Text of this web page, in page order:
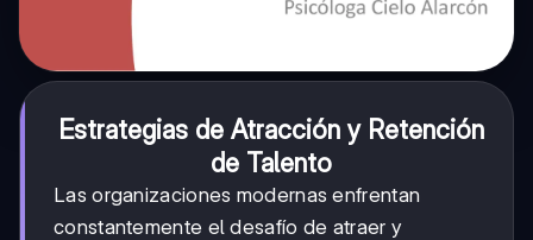
Estrategias de Atracción y Retención
de Talento
Las organizaciones modernas enfrentan
constantemente el desafío de atraer y